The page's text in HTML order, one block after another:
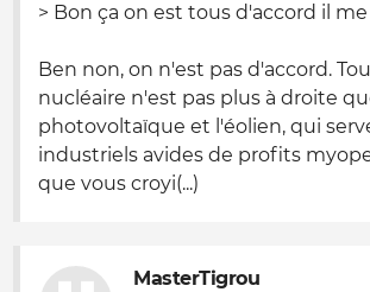
> Bon ça on est tous d'accord il
Ben non, on n'est pas d'accord.
nucléaire n'est pas plus à droite
photovoltaïque et l'éolien, qui
industriels avides de profits
que vous croyi(...)
MasterTigrou